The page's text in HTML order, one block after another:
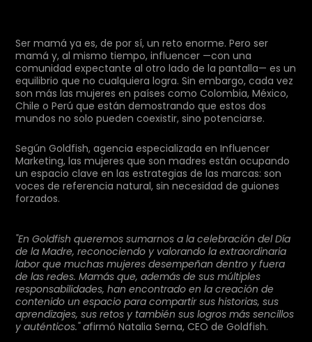
Ser mamá ya es, de por sí, un reto enorme. Pero ser
mamá y, al mismo tiempo, influencer —con una
comunidad expectante al otro lado de la pantalla— es un
equilibrio que no cualquiera logra. Sin embargo, cada vez
son más las mujeres en países como Colombia, México,
Chile o Perú que están demostrando que estos dos
mundos no solo pueden coexistir, sino potenciarse.
Según Goldfish, agencia especializada en Influencer
Marketing, las mujeres que son madres están ocupando
un espacio clave en las estrategias de las marcas: son
voces de referencia natural, sin necesidad de guiones
forzados.
"En Goldfish queremos sumarnos a la celebración del Día
de la Madre, reconociendo y valorando la extraordinaria
labor que muchas mujeres desempeñan dentro y fuera
de las redes. Mamás que, además de sus múltiples
responsabilidades, han encontrado en la creación de
contenido un espacio para compartir sus historias, sus
aprendizajes, sus retos y también sus logros más sencillos
y auténticos." afirmó Natalia Serna, CEO de Goldfish.